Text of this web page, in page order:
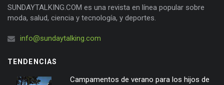
SUNDAYTALKING.COM es una revista en línea popular sobre
moda, salud, ciencia y tecnología, y deportes.
info@sundaytalking.com
TENDENCIAS
Campamentos de verano para los hijos de